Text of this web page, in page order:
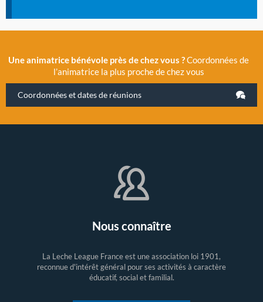
Une animatrice bénévole près de chez vous ?Coordonnées de
l’animatrice la plus proche de chez vous
Coordonnées et dates de réunions
Nous connaître
La Leche League France est une association loi 1901,
reconnue d'intérêt général pour ses activités à caractère
éducatif, social et familial.